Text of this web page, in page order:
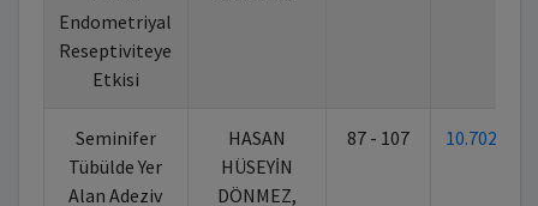
Endometriyal
Reseptiviteye
Etkisi
Seminifer
Tübülde Yer
Alan Adeziv
HASAN
HÜSEYİN
DÖNMEZ,
87 - 107 10.70269/